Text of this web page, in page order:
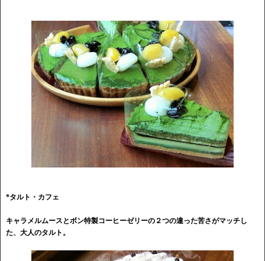
*タルト・カフェ
キャラメルムースとボン特製コーヒーゼリーの２つの違った苦さがマッチし
た、大人のタルト。